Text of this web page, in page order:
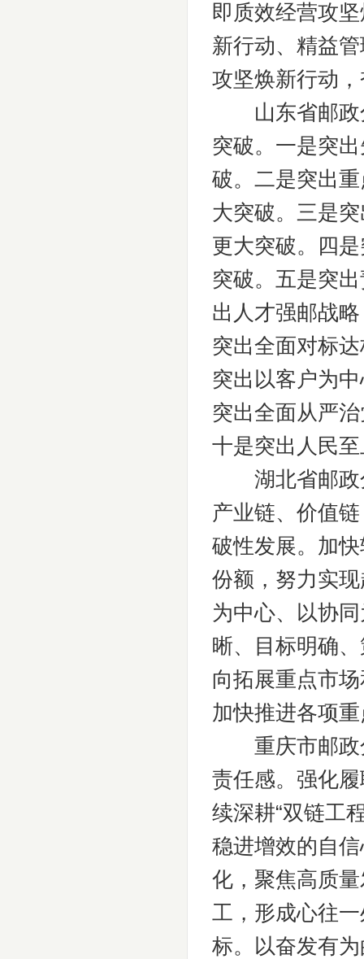
即质效经营攻
新行动、精益
攻坚焕新行动
山东省邮政分
突破。一是突
破。二是突出
大突破。三是
更大突破。四
突破。五是突
出人才强邮战
突出全面对标
突出以客户为
突出全面从严
十是突出人民
湖北省邮政分
产业链、价值
破性发展。加
份额，努力实
为中心、以协
晰、目标明确
向拓展重点市
加快推进各项
重庆市邮政分
责任感。强化
续深耕“双链工
稳进增效的自
化，聚焦高质
工，形成心往
标。以奋发有